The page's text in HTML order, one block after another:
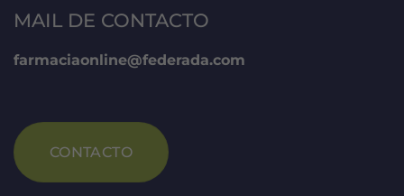
MAIL DE CONTACTO
farmaciaonline@federada.com
CONTACTO